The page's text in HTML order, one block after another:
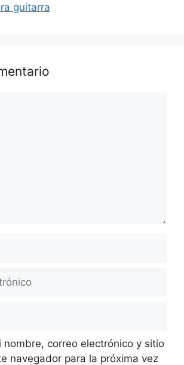
guitarra
nombre, correo electrónico y sitio
navegador para la próxima vez